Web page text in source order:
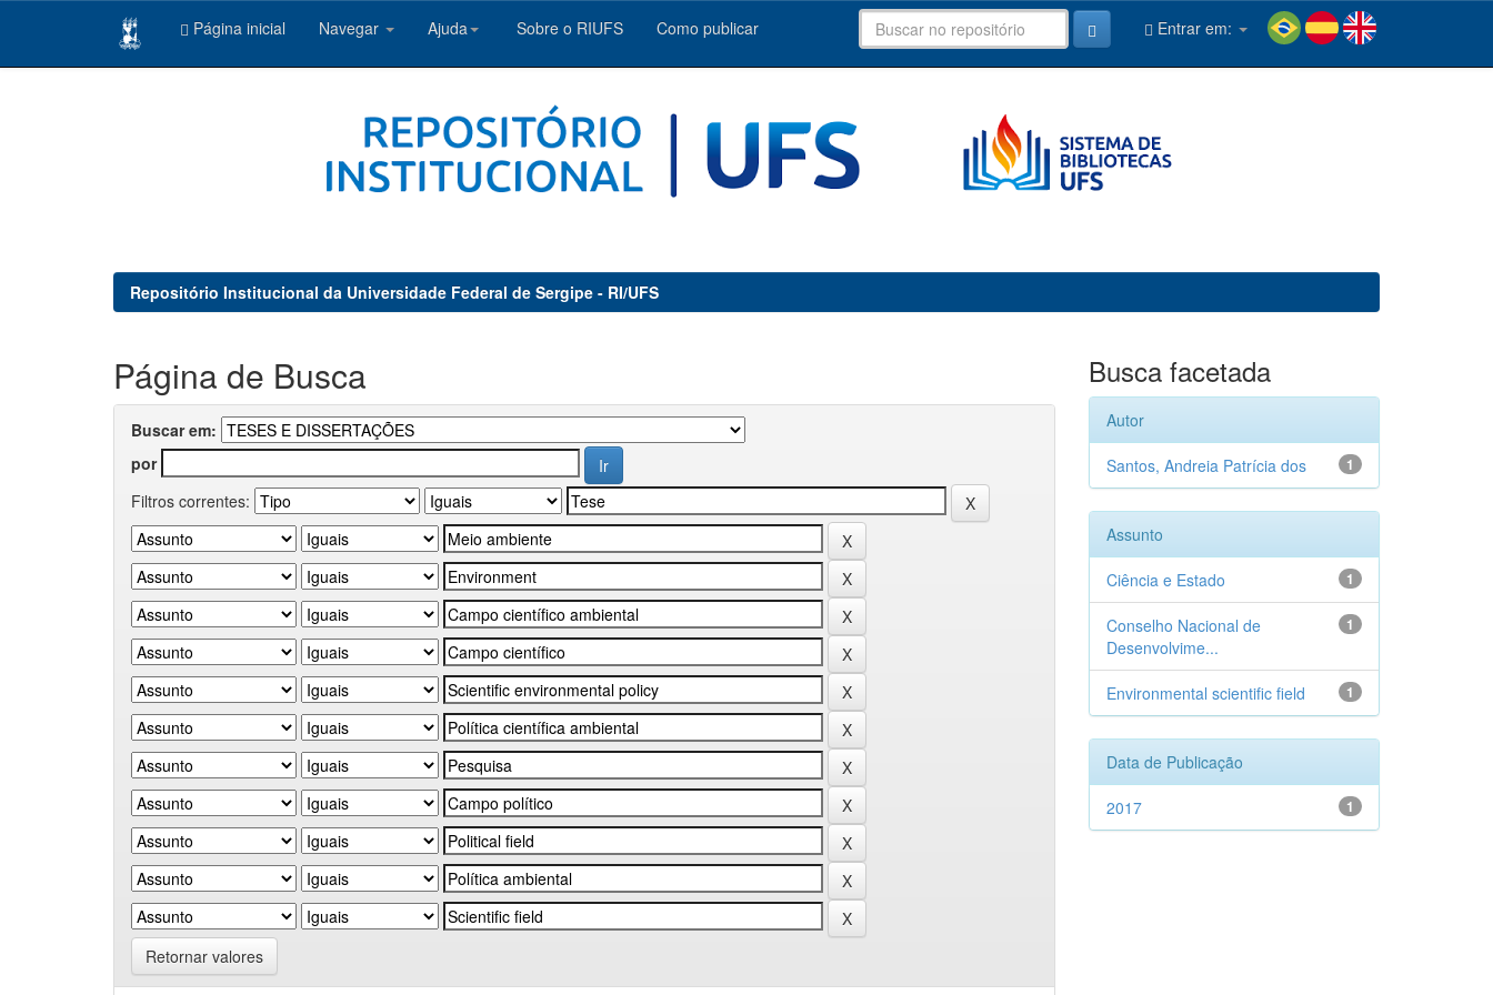
Página inicial Navegar Ajuda Sobre o RIUFS Como publicar Entrar em:
Repositório Institucional da Universidade Federal de Sergipe - RI/UFS
Página de Busca
Buscar em:
por
Filtros correntes:
Retornar valores
Busca facetada
Autor
1
Santos, Andreia Patrícia dos
Assunto
1
Ciência e Estado
1
Conselho Nacional de
Desenvolvime...
1
Environmental scientific field
Data de Publicação
1
2017